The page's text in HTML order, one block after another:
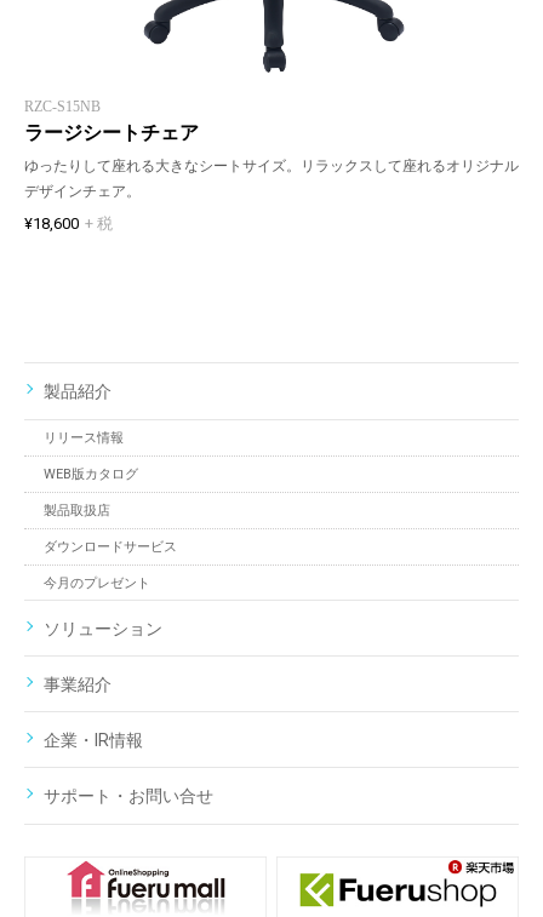
RZC-S15NB
ラージシートチェア
ゆったりして座れる大きなシートサイズ。リラックスして座れるオリジナル
デザインチェア。
¥18,600 + 税
製品紹介
リリース情報
WEB版カタログ
製品取扱店
ダウンロードサービス
今月のプレゼント
ソリューション
事業紹介
企業・IR情報
サポート・お問い合せ